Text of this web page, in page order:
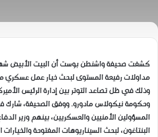
كشفت صحيفة واشنطن بوست أن البيت الأبيض شهد
مداولات رفيعة المستوى لبحث خيار عمل عسكري
وذلك في ظل تصاعد التوتر بين إدارة الرئيس
وحكومة نيكولاس مادورو. ووفق الصحيفة، شارك
المسؤولين الأمنيين والعسكريين، بينهم وزير
البنتاغون، لبحث السيناريوهات المفتوحة والخيارات